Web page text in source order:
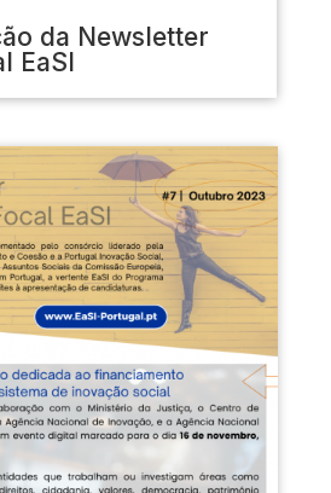
da Newsletter
EaSI